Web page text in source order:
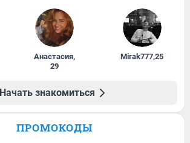
Анастасия,
29
Mirak777,25
Начать знакомиться
ПРОМОКОДЫ